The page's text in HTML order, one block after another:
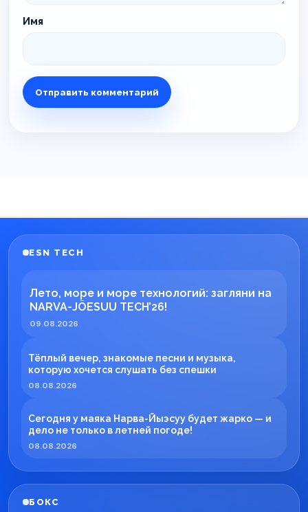
Имя
ESN TECH
Лето, море и море технологий: загляни на
NARVA-JÕESUU TECH’26!
09.08.2026
Тёплый вечер, знакомые песни и музыка,
которую хочется слушать без спешки
08.08.2026
Сегодня у маяка Нарва-Йыэсуу будет жарко — и
дело не только в летней погоде!
08.08.2026
БОКС